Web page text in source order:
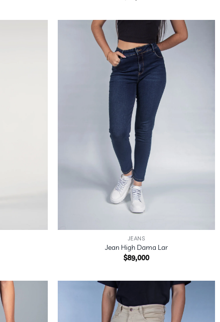
JEANS
Jean High Dama Lar
$89,000